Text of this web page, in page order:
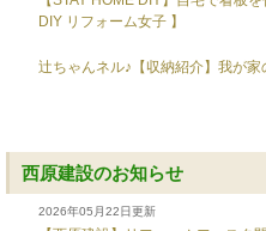
DIY リフォーム女子 】
辻ちゃんネル♪【収納紹介】我が家
西原建設のお知らせ
2026年05月22日更新